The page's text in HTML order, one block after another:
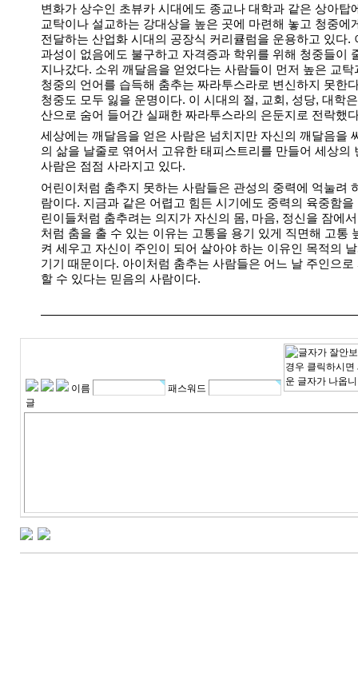
변화가 상수인 초뷰카 시대에도 종교나 대학과 같은 상아탑
교탁이나 설교하는 강대상을 높은 곳에 마련해 놓고 청중에
전달하는 산업화 시대의 공장식 커리큘럼을 운용하고 있다.
과성이 없음에도 불구하고 자격증과 학위를 위해 청중들이
지나갔다. 소위 깨달음을 얻었다는 사람들이 먼저 높은 교
청중의 언어를 습득해 춤추는 짜라투스라로 변신하지 못한
청중도 모두 잃을 운명이다. 이 시대의 절, 교회, 성당, 대학
산으로 숨어 들어간 실패한 짜라투스라의 은둔지로 전락했
세상에는 깨달음을 얻은 사람은 넘치지만 자신의 깨달음을
의 삶을 날줄로 엮어서 고유한 태피스트리를 만들어 세상의
사람은 점점 사라지고 있다.
어린이처럼 춤추지 못하는 사람들은 관성의 중력에 억눌려
람이다. 지금과 같은 어렵고 힘든 시기에도 중력의 육중함
린이들처럼 춤추려는 의지가 자신의 몸, 마음, 정신을 잠에
처럼 춤을 출 수 있는 이유는 고통을 용기 있게 직면해 고통
켜 세우고 자신이 주인이 되어 살아야 하는 이유인 목적의
기기 때문이다. 아이처럼 춤추는 사람들은 어느 날 주인으
할 수 있다는 믿음의 사람이다.
이름
패스워드
글